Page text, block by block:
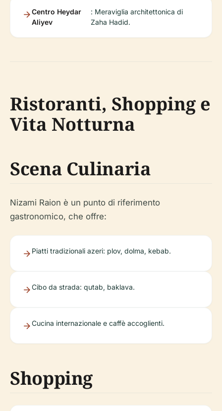
Centro Heydar
Aliyev
: Meraviglia architettonica di
Zaha Hadid.
Ristoranti, Shopping e
Vita Notturna
Scena Culinaria
Nizami Raion è un punto di riferimento
gastronomico, che offre:
Piatti tradizionali azeri: plov, dolma, kebab.
Cibo da strada: qutab, baklava.
Cucina internazionale e caffè accoglienti.
Shopping